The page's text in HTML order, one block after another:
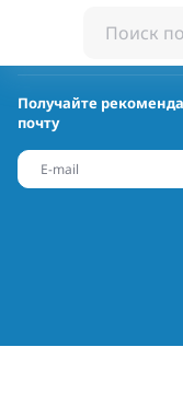
Получайте
почту